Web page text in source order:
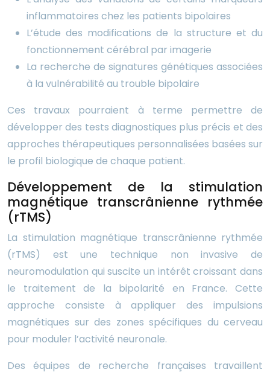
inflammatoires chez les patients bipolaires
L’étude des modifications de la structure et du
fonctionnement cérébral par imagerie
La recherche de signatures génétiques associées
à la vulnérabilité au trouble bipolaire
Ces travaux pourraient à terme permettre de
développer des tests diagnostiques plus précis et des
approches thérapeutiques personnalisées basées sur
le profil biologique de chaque patient.
Développement de la stimulation
magnétique transcrânienne rythmée
(rTMS)
La stimulation magnétique transcrânienne rythmée
(rTMS) est une technique non invasive de
neuromodulation qui suscite un intérêt croissant dans
le traitement de la bipolarité en France. Cette
approche consiste à appliquer des impulsions
magnétiques sur des zones spécifiques du cerveau
pour moduler l’activité neuronale.
Des équipes de recherche françaises travaillent